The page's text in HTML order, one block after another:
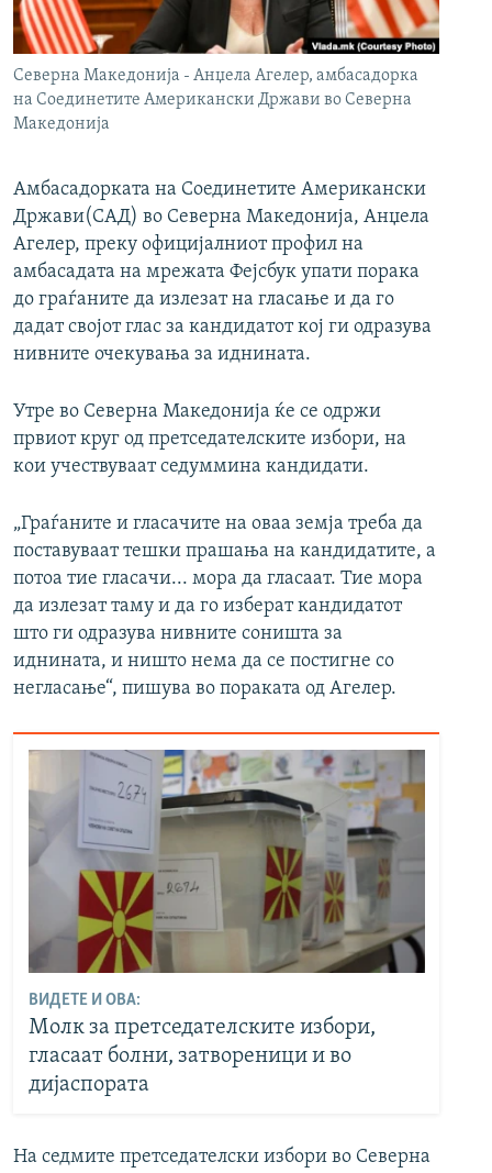
РСЕ веб страници
Северна Македонија - Анџела Агелер, амбасадорка
на Соединетите Американски Држави во Северна
Македонија
Амбасадорката на Соединетите Американски
Држави(САД) во Северна Македонија, Анџела
Агелер, преку официјалниот профил на
амбасадата на мрежата Фејсбук упати порака
до граѓаните да излезат на гласање и да го
дадат својот глас за кандидатот кој ги одразува
нивните очекувања за иднината.
Утре во Северна Македонија ќе се одржи
првиот круг од претседателските избори, на
кои учествуваат седуммина кандидати.
„Граѓаните и гласачите на оваа земја треба да
поставуваат тешки прашања на кандидатите, а
потоа тие гласачи... мора да гласаат. Тие мора
да излезат таму и да го изберат кандидатот
што ги одразува нивните соништа за
иднината, и ништо нема да се постигне со
негласање“, пишува во пораката од Агелер.
ВИДЕТЕ И ОВА:
Молк за претседателските избори,
гласаат болни, затвореници и во
дијаспората
На седмите претседателски избори во Северна